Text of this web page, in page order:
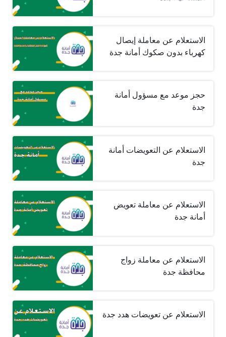
الاستعلام عن معاملة إيصال
كهرباء بدون صكوك أمانة جدة
حجز موعد مع مسؤول أمانة
جدة
الاستعلام عن التعويضات أمانة
جدة
الاستعلام عن معاملة تعويض
أمانة جدة
الاستعلام عن معاملة زواج
محافظة جدة
الاستعلام عن تعويضات هدد جدة